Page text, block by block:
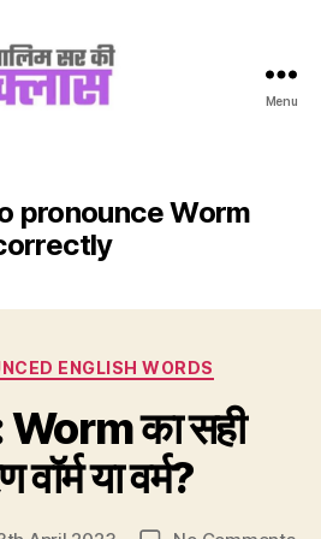
Class
Menu
pronounce Worm
Categories
ENGLISH WORDS
का सही
वॉर्म या वर्म?